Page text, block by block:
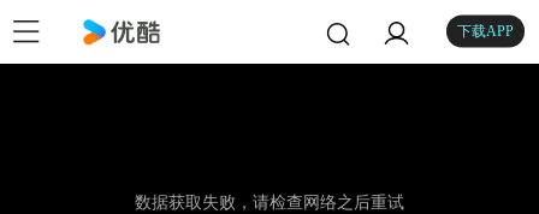
下载APP
数据获取失败，请检查网络之后重试